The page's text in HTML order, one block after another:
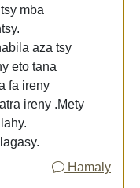
mba
aza tsy
eto tana
fa ireny
ireny .Mety
Hamaly